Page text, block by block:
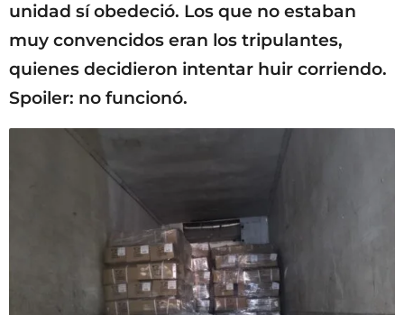
unidad sí obedeció. Los que no estaban
muy convencidos eran los tripulantes,
quienes decidieron intentar huir corriendo.
Spoiler: no funcionó.